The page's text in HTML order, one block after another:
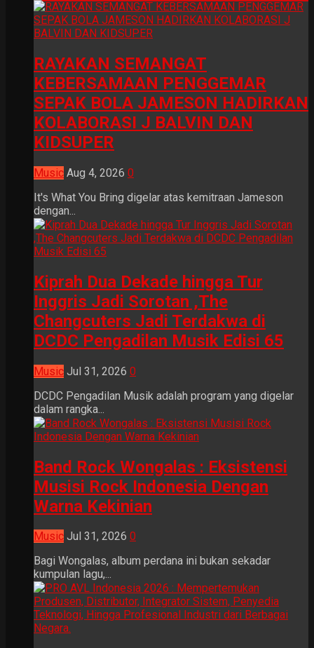
RAYAKAN SEMANGAT
KEBERSAMAAN PENGGEMAR
SEPAK BOLA JAMESON HADIRKAN
KOLABORASI J BALVIN DAN
KIDSUPER
Music Aug 4, 2026 0
It's What You Bring digelar atas kemitraan Jameson
dengan...
Kiprah Dua Dekade hingga Tur
Inggris Jadi Sorotan ,The
Changcuters Jadi Terdakwa di
DCDC Pengadilan Musik Edisi 65
Music Jul 31, 2026 0
DCDC Pengadilan Musik adalah program yang digelar
dalam rangka...
Band Rock Wongalas : Eksistensi
Musisi Rock Indonesia Dengan
Warna Kekinian
Music Jul 31, 2026 0
Bagi Wongalas, album perdana ini bukan sekadar
kumpulan lagu,...